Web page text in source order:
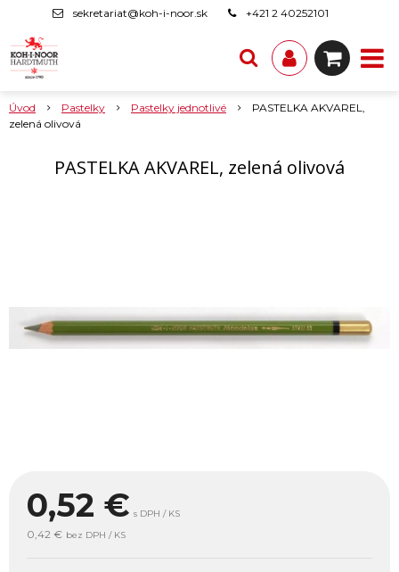
sekretariat@koh-i-noor.sk +421 2 40252101
Úvod Pastelky Pastelky jednotlivé
PASTELKA AKVAREL,
zelená olivová
PASTELKA AKVAREL, zelená olivová
0,52 € s DPH / KS
0,42 € bez DPH / KS